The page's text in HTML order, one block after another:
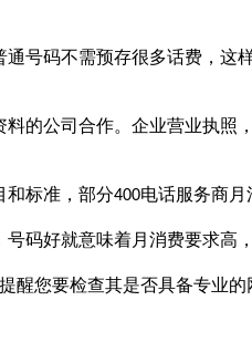
号码不需预存很多话费，这
料的公司合作。企业营业执
和标准，部分400电话服务商月
码好就意味着月消费要求高，
醒您要检查其是否具备专业